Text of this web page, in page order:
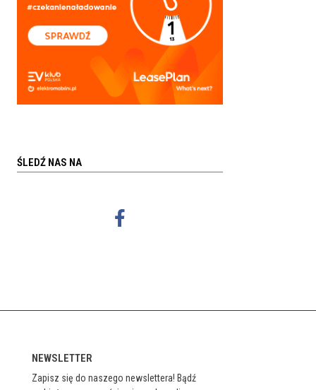
ŚLEDŹ NAS NA
NEWSLETTER
Zapisz się do naszego newslettera! Bądź